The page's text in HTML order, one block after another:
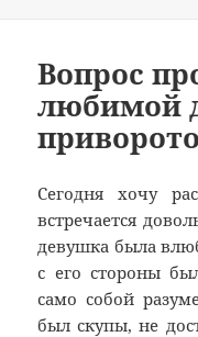
Вопрос
любимой
Сегодня хочу
встречается
девушка была
с его стороны
само собой
был скупы, не